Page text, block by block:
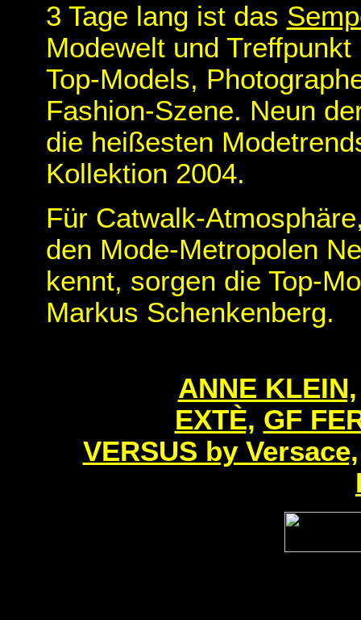
3 Tage lang ist das
Modewelt und
Top-Models,
Fashion-Szene. Neun
die heißesten
Kollektion 2004.
Für Catwalk-
den Mode-Metropolen
kennt, sorgen die Top-
Markus Schenkenberg.
ANNE KLEIN,
EXTÈ, GF
VERSUS by Versace,